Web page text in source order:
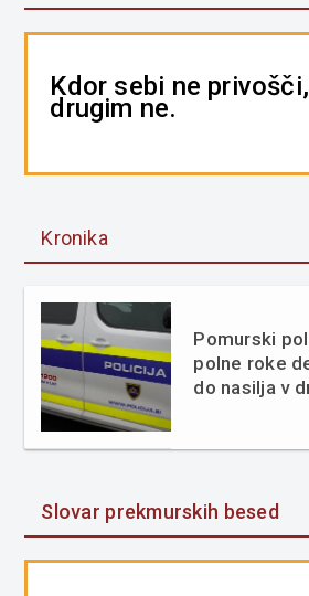
Kdor sebi ne
drugim ne.
Kronika
Pomurski
polne roke
do nasilja v
Slovar prekmurskih besed